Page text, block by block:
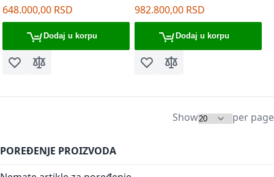
648.000,00 RSD
Dodaj u korpu
Dodaj u listu želja
Dodaj za poređenje
982.800,00 RSD
Dodaj u korpu
Dodaj u listu želja
Dodaj za poređenje
Show per page
POREĐENJE PROIZVODA